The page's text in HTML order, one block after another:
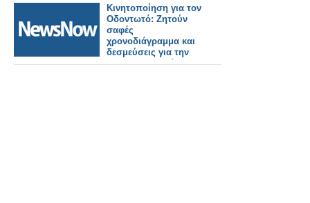
Κινητοποίηση για τον
Οδοντωτό: Ζητούν
σαφές
χρονοδιάγραμμα και
δεσμεύσεις για την
επαναλειτουργία του